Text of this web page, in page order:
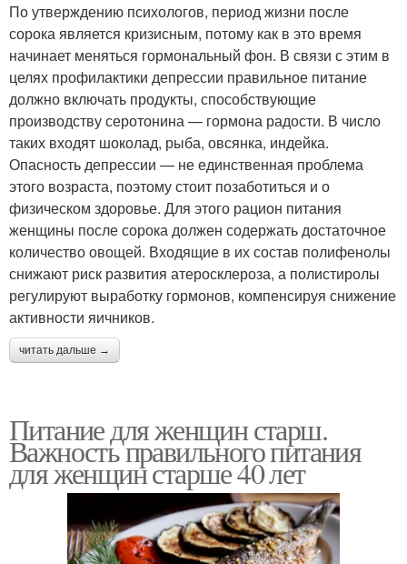
По утверждению психологов, период жизни после
сорока является кризисным, потому как в это время
начинает меняться гормональный фон. В связи с этим в
целях профилактики депрессии правильное питание
должно включать продукты, способствующие
производству серотонина — гормона радости. В число
таких входят шоколад, рыба, овсянка, индейка.
Опасность депрессии — не единственная проблема
этого возраста, поэтому стоит позаботиться и о
физическом здоровье. Для этого рацион питания
женщины после сорока должен содержать достаточное
количество овощей. Входящие в их состав полифенолы
снижают риск развития атеросклероза, а полистиролы
регулируют выработку гормонов, компенсируя снижение
активности яичников.
читать дальше →
Питание для женщин старш.
Важность правильного питания
для женщин старше 40 лет